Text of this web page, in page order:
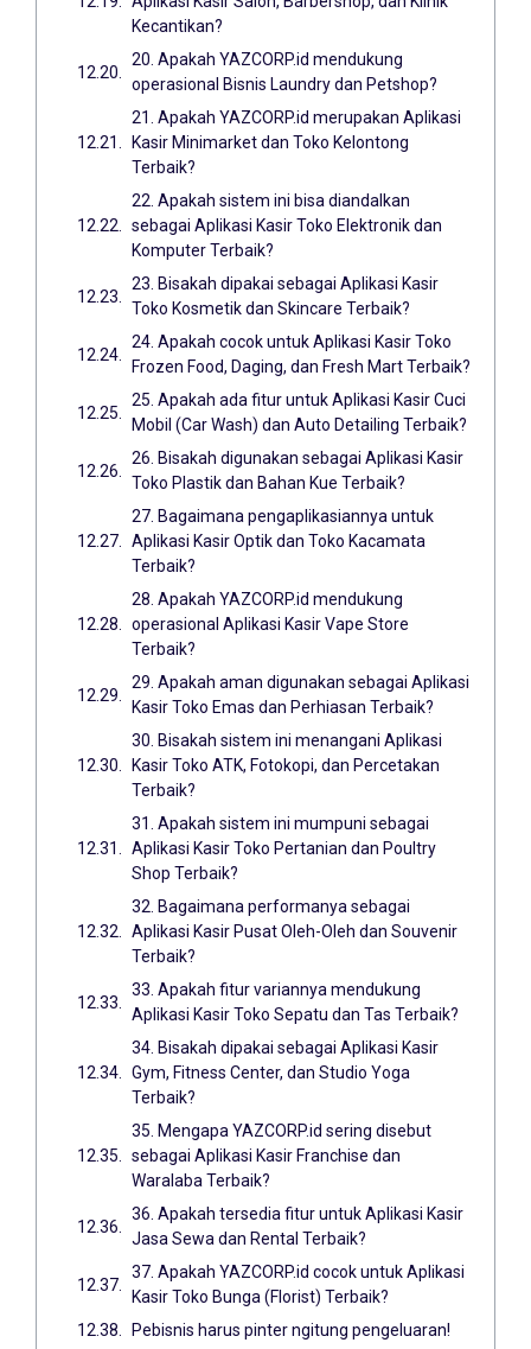
Kecantikan?
20. Apakah YAZCORP.id mendukung
operasional Bisnis Laundry dan Petshop?
21. Apakah YAZCORP.id merupakan Aplikasi
Kasir Minimarket dan Toko Kelontong
Terbaik?
22. Apakah sistem ini bisa diandalkan
sebagai Aplikasi Kasir Toko Elektronik dan
Komputer Terbaik?
23. Bisakah dipakai sebagai Aplikasi Kasir
Toko Kosmetik dan Skincare Terbaik?
24. Apakah cocok untuk Aplikasi Kasir Toko
Frozen Food, Daging, dan Fresh Mart Terbaik?
25. Apakah ada fitur untuk Aplikasi Kasir Cuci
Mobil (Car Wash) dan Auto Detailing Terbaik?
26. Bisakah digunakan sebagai Aplikasi Kasir
Toko Plastik dan Bahan Kue Terbaik?
27. Bagaimana pengaplikasiannya untuk
Aplikasi Kasir Optik dan Toko Kacamata
Terbaik?
28. Apakah YAZCORP.id mendukung
operasional Aplikasi Kasir Vape Store
Terbaik?
29. Apakah aman digunakan sebagai Aplikasi
Kasir Toko Emas dan Perhiasan Terbaik?
30. Bisakah sistem ini menangani Aplikasi
Kasir Toko ATK, Fotokopi, dan Percetakan
Terbaik?
31. Apakah sistem ini mumpuni sebagai
Aplikasi Kasir Toko Pertanian dan Poultry
Shop Terbaik?
32. Bagaimana performanya sebagai
Aplikasi Kasir Pusat Oleh-Oleh dan Souvenir
Terbaik?
33. Apakah fitur variannya mendukung
Aplikasi Kasir Toko Sepatu dan Tas Terbaik?
34. Bisakah dipakai sebagai Aplikasi Kasir
Gym, Fitness Center, dan Studio Yoga
Terbaik?
35. Mengapa YAZCORP.id sering disebut
sebagai Aplikasi Kasir Franchise dan
Waralaba Terbaik?
36. Apakah tersedia fitur untuk Aplikasi Kasir
Jasa Sewa dan Rental Terbaik?
37. Apakah YAZCORP.id cocok untuk Aplikasi
Kasir Toko Bunga (Florist) Terbaik?
Pebisnis harus pinter ngitung pengeluaran!